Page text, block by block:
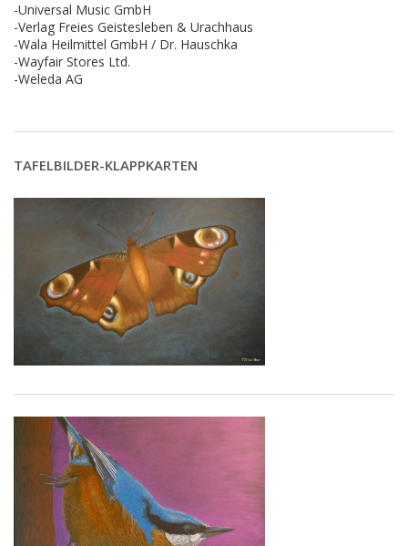
-Universal Music GmbH
-Verlag Freies Geistesleben & Urachhaus
-Wala Heilmittel GmbH / Dr. Hauschka
-Wayfair Stores Ltd.
-Weleda AG
TAFELBILDER-KLAPPKARTEN